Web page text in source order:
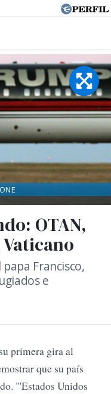
OTAN,
Francisco,
e
primera gira al
que su país
"'Estados Unidos